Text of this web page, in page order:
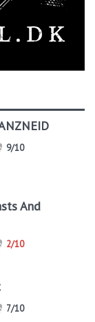
9/10
And
2/10
7/10